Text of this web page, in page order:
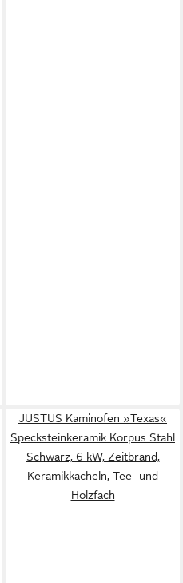
JUSTUS Kaminofen »Texas«
Specksteinkeramik Korpus Stahl
Schwarz, 6 kW, Zeitbrand,
Keramikkacheln, Tee- und
Holzfach